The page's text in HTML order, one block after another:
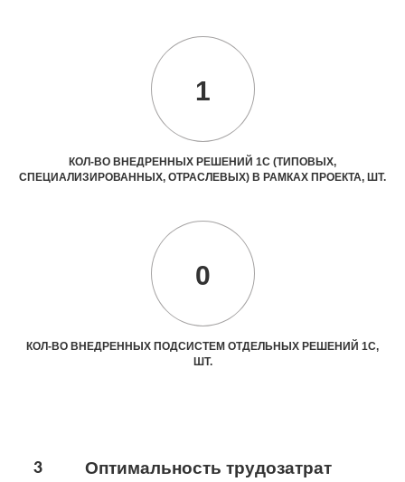
1
КОЛ-ВО ВНЕДРЕННЫХ РЕШЕНИЙ 1С (ТИПОВЫХ,
СПЕЦИАЛИЗИРОВАННЫХ, ОТРАСЛЕВЫХ) В РАМКАХ ПРОЕКТА, ШТ.
0
КОЛ-ВО ВНЕДРЕННЫХ ПОДСИСТЕМ ОТДЕЛЬНЫХ РЕШЕНИЙ 1С,
ШТ.
3
Оптимальность трудозатрат